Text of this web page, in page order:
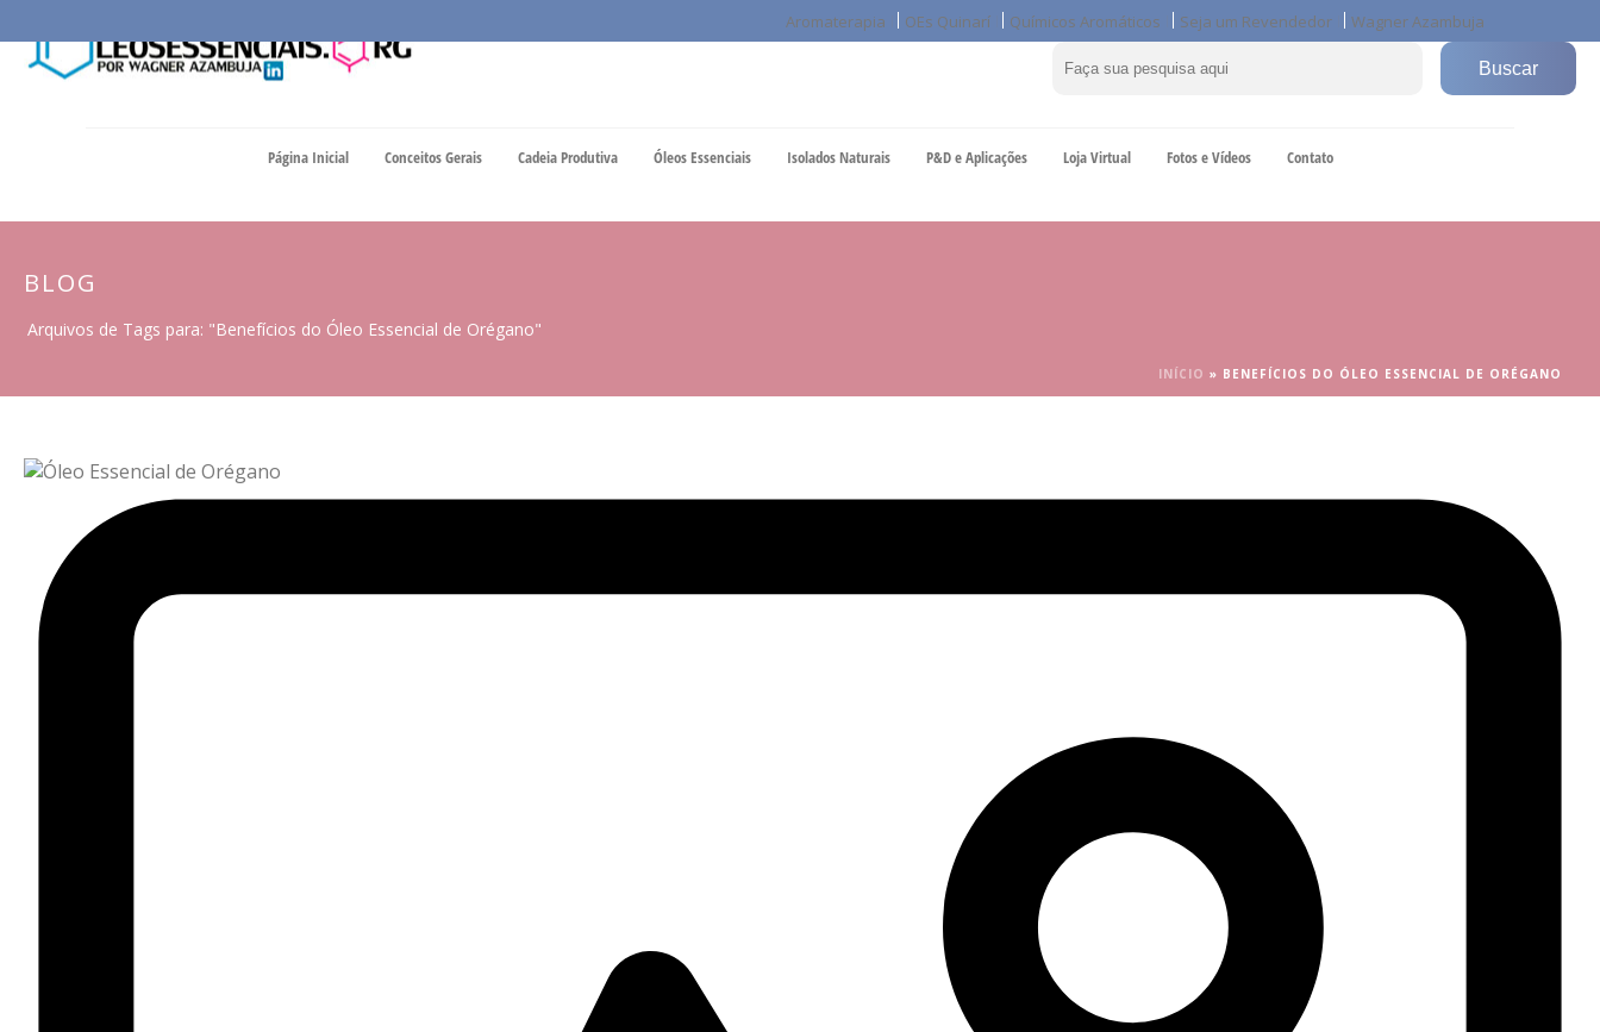
Aromaterapia OEs Quinarí Químicos Aromáticos Seja um Revendedor Wagner Azambuja
Página Inicial Conceitos Gerais Cadeia Produtiva Óleos Essenciais Isolados Naturais P&D e Aplicações Loja Virtual Fotos e Vídeos Contato
BLOG
Arquivos de Tags para: "Benefícios do Óleo Essencial de Orégano"
INÍCIO » BENEFÍCIOS DO ÓLEO ESSENCIAL DE ORÉGANO